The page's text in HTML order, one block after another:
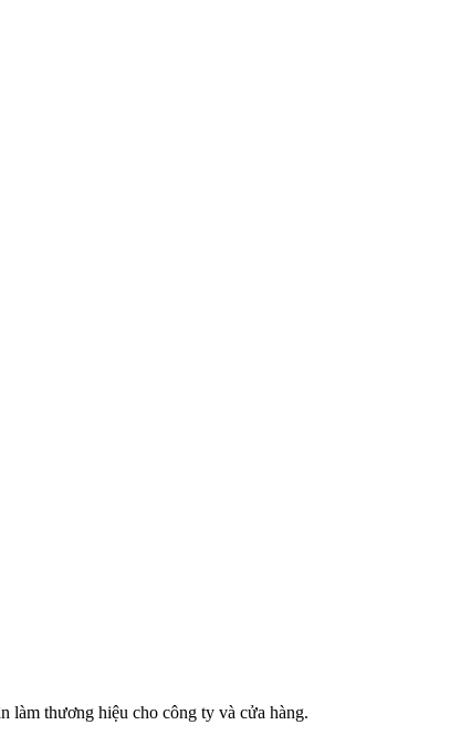
làm thương hiệu cho công ty và cửa hàng.